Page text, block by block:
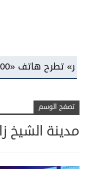
تصفح الوسم
مدينة الشيخ